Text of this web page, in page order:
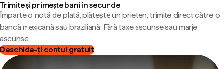
Trimite și primește bani în secunde
Împarte o notă de plată, plătește un prieten, trimite direct către o
bancă mexicană sau braziliană. Fără taxe ascunse sau marje
ascunse.
Deschide-ți contul gratuit